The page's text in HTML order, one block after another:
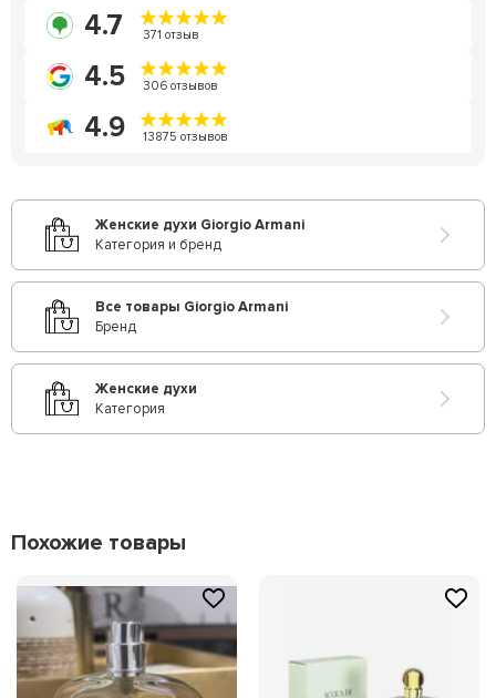
4.7 371 отзыв
4.5 306 отзывов
4.9 13875 отзывов
Женские духи Giorgio Armani
Категория и бренд
Все товары Giorgio Armani
Бренд
Женские духи
Категория
Похожие товары